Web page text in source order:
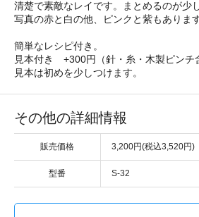
清楚で素敵なレイです。まとめるのが少
写真の赤と白の他、ピンクと紫もあります
簡単なレシピ付き。
見本付き +300円（針・糸・木製ピンチ
見本は初めを少しつけます。
その他の詳細情報
販売価格 3,200円(税込3,520円)
型番 S-32